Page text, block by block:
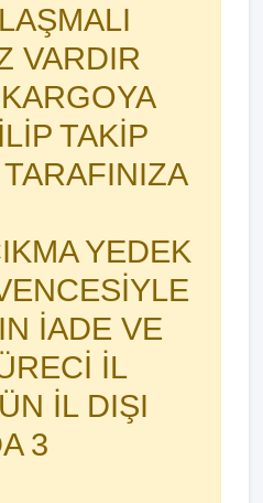
VARDIR
TAKİP
YEDEK
İADE VE
İL
İL DIŞI
3